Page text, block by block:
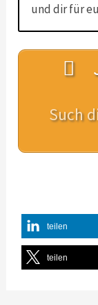
und dir für
Such
teilen
teilen